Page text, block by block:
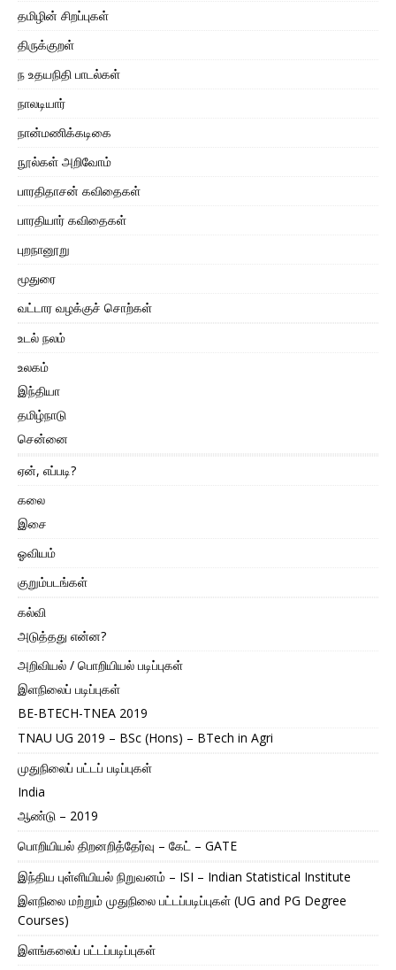
தமிழின் சிறப்புகள்
திருக்குறள்
ந உதயநிதி பாடல்கள்
நாலடியார்
நான்மணிக்கடிகை
நூல்கள் அறிவோம்
பாரதிதாசன் கவிதைகள்
பாரதியார் கவிதைகள்
புறநானூறு
மூதுரை
வட்டார வழக்குச் சொற்கள்
உடல் நலம்
உலகம்
இந்தியா
தமிழ்நாடு
சென்னை
ஏன், எப்படி?
கலை
இசை
ஓவியம்
குறும்படங்கள்
கல்வி
அடுத்தது என்ன?
அறிவியல் / பொறியியல் படிப்புகள்
இளநிலைப் படிப்புகள்
BE-BTECH-TNEA 2019
TNAU UG 2019 – BSc (Hons) – BTech in Agri
முதுநிலைப் பட்டப் படிப்புகள்
India
ஆண்டு – 2019
பொறியியல் திறனறித்தேர்வு – கேட் – GATE
இந்திய புள்ளியியல் நிறுவனம் – ISI – Indian Statistical Institute
இளநிலை மற்றும் முதுநிலை பட்டப்படிப்புகள் (UG and PG Degree
Courses)
இளங்கலைப் பட்டப்படிப்புகள்